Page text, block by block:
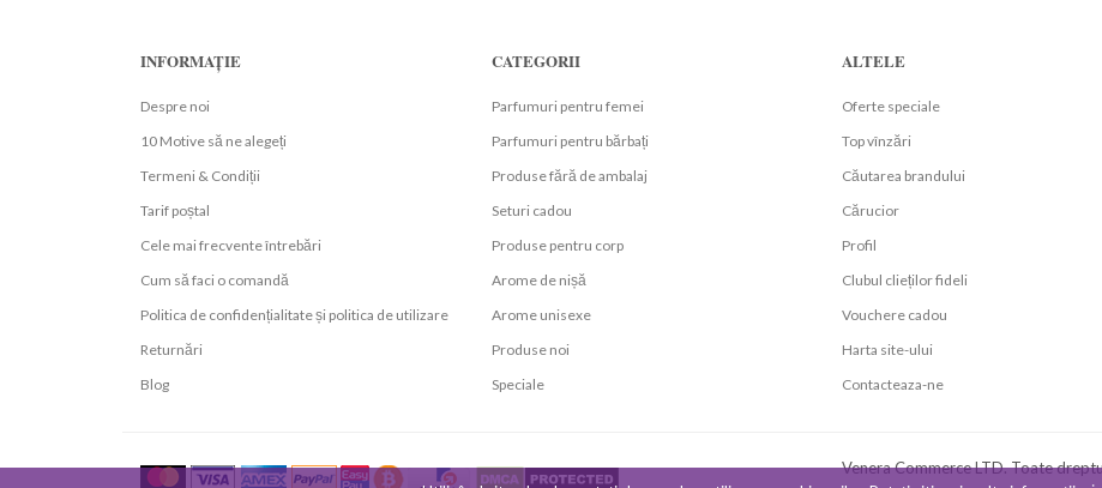
INFORMAȚIE
Despre noi
10 Motive să ne alegeți
Termeni & Condiții
Tarif poștal
Cele mai frecvente întrebări
Cum să faci o comandă
Politica de confidențialitate și politica de utilizare
Returnări
Blog
CATEGORII
Parfumuri pentru femei
Parfumuri pentru bărbați
Produse fără de ambalaj
Seturi cadou
Produse pentru corp
Arome de nișă
Arome unisexe
Produse noi
Speciale
ALTELE
Oferte speciale
Top vînzări
Căutarea brandului
Cărucior
Profil
Clubul clieților fideli
Vouchere cadou
Harta site-ului
Contacteaza-ne
Venera Commerce LTD. Toate